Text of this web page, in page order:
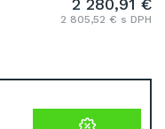
2 280,91 €
2 805,52 € s DPH